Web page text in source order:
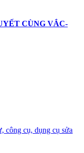
CÙNG VẮC-